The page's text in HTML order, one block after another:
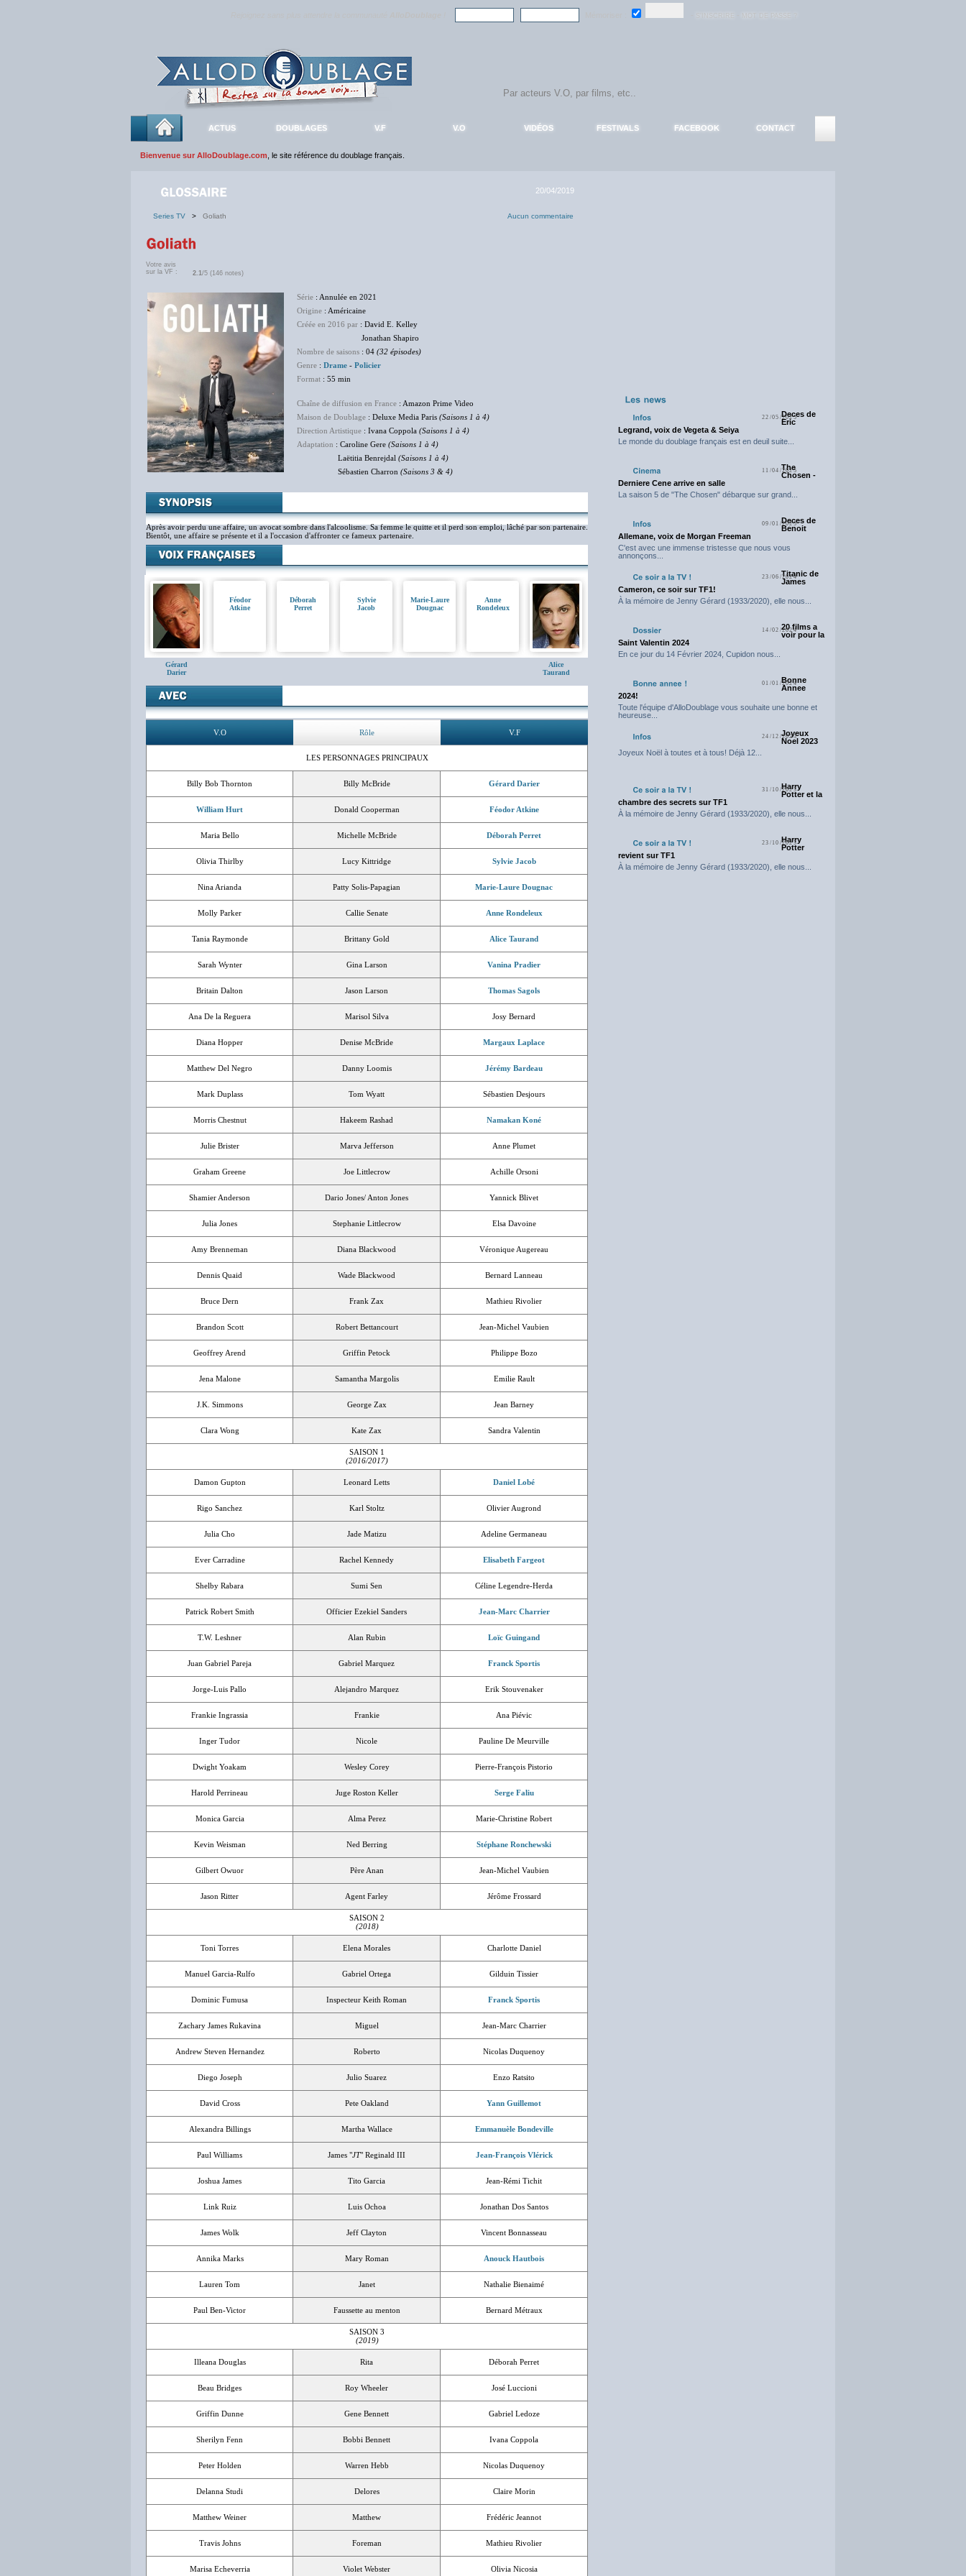
ACTUS DOUBLAGES V.F V.O VIDÉOS FESTIVALS FACEBOOK CONTACT
Bienvenue sur AlloDoublage.com , le site référence du doublage français.
20/04/2019
Series TV > Goliath Aucun commentaire
Votre avis
sur la VF :
2.1/5 (146 notes)
Série : Annulée en 2021
Origine : Américaine
Créée en 2016 par : David E. Kelley
Jonathan Shapiro
Nombre de saisons : 04 (32 épisodes)
Genre : Drame - Policier
Format : 55 min
Chaîne de diffusion en France : Amazon Prime Video
Maison de Doublage : Deluxe Media Paris (Saisons 1 à 4)
Direction Artistique : Ivana Coppola (Saisons 1 à 4)
Adaptation : Caroline Gere (Saisons 1 à 4)
Laëtitia Benrejdal (Saisons 1 à 4)
Sébastien Charron (Saisons 3 & 4)
Après avoir perdu une affaire, un avocat sombre dans l'alcoolisme. Sa femme le quitte et il perd son emploi, lâché par son partenaire.
Bientôt, une affaire se présente et il a l'occasion d'affronter ce fameux partenaire.
Gérard
Darier
Féodor
Atkine
Déborah
Perret
Sylvie
Jacob
Marie-Laure
Dougnac
Anne
Rondeleux
Alice
Taurand
V.O Rôle V.F
LES PERSONNAGES PRINCIPAUX
Billy Bob Thornton Billy McBride Gérard Darier
William Hurt Donald Cooperman Féodor Atkine
Maria Bello Michelle McBride Déborah Perret
Olivia Thirlby Lucy Kittridge Sylvie Jacob
Nina Arianda Patty Solis-Papagian Marie-Laure Dougnac
Molly Parker Callie Senate Anne Rondeleux
Tania Raymonde Brittany Gold Alice Taurand
Sarah Wynter Gina Larson Vanina Pradier
Britain Dalton Jason Larson Thomas Sagols
Ana De la Reguera Marisol Silva Josy Bernard
Diana Hopper Denise McBride Margaux Laplace
Matthew Del Negro Danny Loomis Jérémy Bardeau
Mark Duplass Tom Wyatt Sébastien Desjours
Morris Chestnut Hakeem Rashad Namakan Koné
Julie Brister Marva Jefferson Anne Plumet
Graham Greene Joe Littlecrow Achille Orsoni
Shamier Anderson Dario Jones/ Anton Jones Yannick Blivet
Julia Jones Stephanie Littlecrow Elsa Davoine
Amy Brenneman Diana Blackwood Véronique Augereau
Dennis Quaid Wade Blackwood Bernard Lanneau
Bruce Dern Frank Zax Mathieu Rivolier
Brandon Scott Robert Bettancourt Jean-Michel Vaubien
Geoffrey Arend Griffin Petock Philippe Bozo
Jena Malone Samantha Margolis Emilie Rault
J.K. Simmons George Zax Jean Barney
Clara Wong Kate Zax Sandra Valentin
SAISON 1
(2016/2017)
Damon Gupton Leonard Letts Daniel Lobé
Rigo Sanchez Karl Stoltz Olivier Augrond
Julia Cho Jade Matizu Adeline Germaneau
Ever Carradine Rachel Kennedy Elisabeth Fargeot
Shelby Rabara Sumi Sen Céline Legendre-Herda
Patrick Robert Smith Officier Ezekiel Sanders Jean-Marc Charrier
T.W. Leshner Alan Rubin Loïc Guingand
Juan Gabriel Pareja Gabriel Marquez Franck Sportis
Jorge-Luis Pallo Alejandro Marquez Erik Stouvenaker
Frankie Ingrassia Frankie Ana Piévic
Inger Tudor Nicole Pauline De Meurville
Dwight Yoakam Wesley Corey Pierre-François Pistorio
Harold Perrineau Juge Roston Keller Serge Faliu
Monica Garcia Alma Perez Marie-Christine Robert
Kevin Weisman Ned Berring Stéphane Ronchewski
Gilbert Owuor Père Anan Jean-Michel Vaubien
Jason Ritter Agent Farley Jérôme Frossard
SAISON 2
(2018)
Toni Torres Elena Morales Charlotte Daniel
Manuel Garcia-Rulfo Gabriel Ortega Gilduin Tissier
Dominic Fumusa Inspecteur Keith Roman Franck Sportis
Zachary James Rukavina Miguel Jean-Marc Charrier
Andrew Steven Hernandez Roberto Nicolas Duquenoy
Diego Joseph Julio Suarez Enzo Ratsito
David Cross Pete Oakland Yann Guillemot
Alexandra Billings Martha Wallace Emmanuèle Bondeville
Paul Williams James "JT" Reginald III Jean-François Vlérick
Joshua James Tito Garcia Jean-Rémi Tichit
Link Ruiz Luis Ochoa Jonathan Dos Santos
James Wolk Jeff Clayton Vincent Bonnasseau
Annika Marks Mary Roman Anouck Hautbois
Lauren Tom Janet Nathalie Bienaimé
Paul Ben-Victor Faussette au menton Bernard Métraux
SAISON 3
(2019)
Illeana Douglas Rita Déborah Perret
Beau Bridges Roy Wheeler José Luccioni
Griffin Dunne Gene Bennett Gabriel Ledoze
Sherilyn Fenn Bobbi Bennett Ivana Coppola
Peter Holden Warren Hebb Nicolas Duquenoy
Delanna Studi Delores Claire Morin
Matthew Weiner Matthew Frédéric Jeannot
Travis Johns Foreman Mathieu Rivolier
Marisa Echeverria Violet Webster Olivia Nicosia
22/05/2025Deces de
Eric
Legrand, voix de Vegeta & Seiya
Le monde du doublage français est en deuil suite...
11/04/2025
The
Chosen -
Derniere Cene arrive en salle
La saison 5 de "The Chosen" débarque sur grand...
09/01/2025Deces de
Benoit
Allemane, voix de Morgan Freeman
C'est avec une immense tristesse que nous vous
annonçons...
23/06/2024Titanic de
James
Cameron, ce soir sur TF1!
À la mémoire de Jenny Gérard (1933/2020), elle nous...
14/02/202420 films a
voir pour la
Saint Valentin 2024
En ce jour du 14 Février 2024, Cupidon nous...
01/01/2024
Bonne
Annee
2024!
Toute l'équipe d'AlloDoublage vous souhaite une bonne et
heureuse...
24/12/2023
Joyeux
Noel 2023
Joyeux Noël à toutes et à tous! Déjà 12...
31/10/2023
Harry
Potter et la
chambre des secrets sur TF1
À la mémoire de Jenny Gérard (1933/2020), elle nous...
23/10/2023
Harry
Potter
revient sur TF1
À la mémoire de Jenny Gérard (1933/2020), elle nous...